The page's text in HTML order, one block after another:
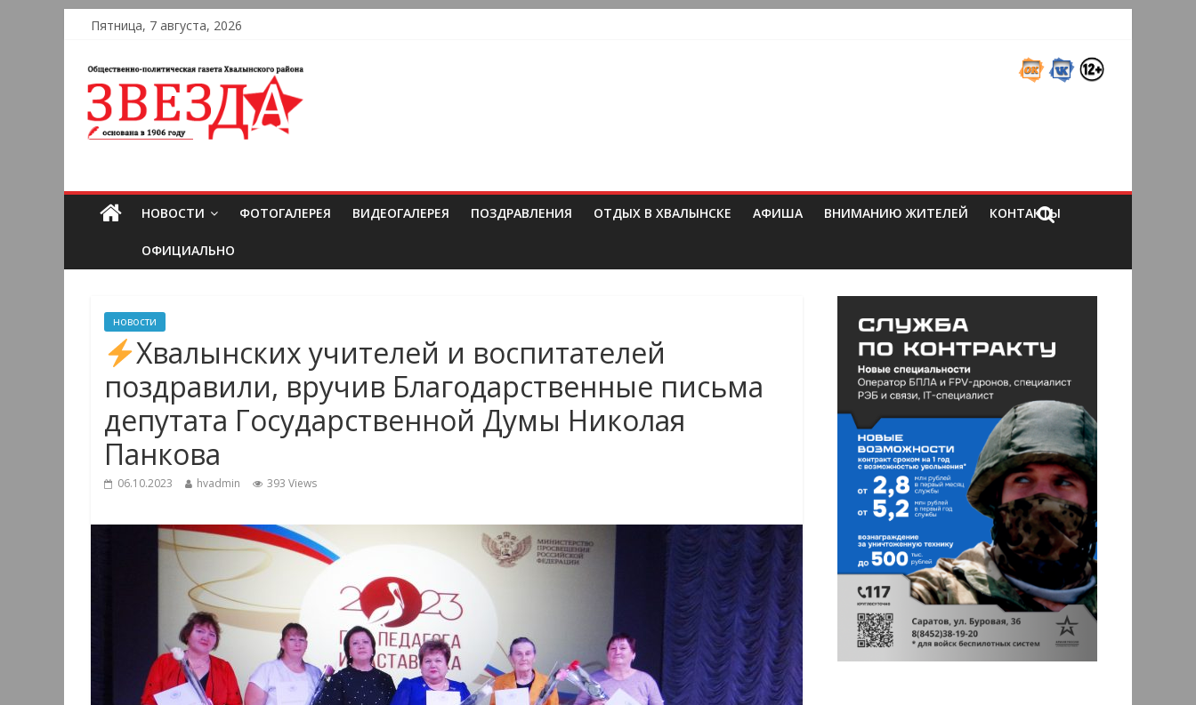
Пятница, 7 августа, 2026
НОВОСТИ ФОТОГАЛЕРЕЯ ВИДЕОГАЛЕРЕЯ ПОЗДРАВЛЕНИЯ ОТДЫХ В ХВАЛЫНСКЕ АФИША ВНИМАНИЮ ЖИТЕЛЕЙ КОНТАКТЫ
ОФИЦИАЛЬНО
новости
Хвалынских учителей и воспитателей
поздравили, вручив Благодарственные письма
депутата Государственной Думы Николая
Панкова
06.10.2023 hvadmin 393 Views